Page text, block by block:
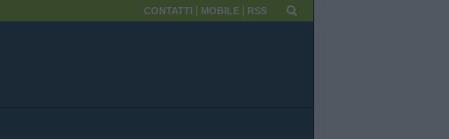
CONTATTI MOBILE RSS